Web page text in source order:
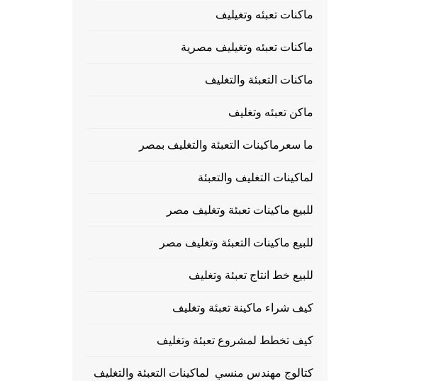
ماكنات تعبئه وتغيليف
ماكنات تعبئه وتغيليف مصرية
ماكنات التعبئة والتغليف
ماكن تعبئه وتغليف
ما سعرماكينات التعبئة والتغليف بمصر
لماكينات التغليف والتعبئة
للبيع ماكينات تعبئة وتغليف مصر
للبيع ماكينات التعبئة وتغليف مصر
للبيع خط انتاج تعبئة وتغليف
كيف شراء ماكينة تعبئة وتغليف
كيف تخطط لمشروع تعبئة وتغليف
كتالوج مهندس منسي لماكينات التعبئة والتغليف